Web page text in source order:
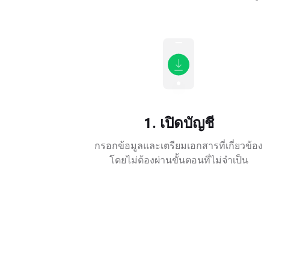
1. เปิดบัญชี
กรอกข้อมูลและเตรียมเอกสารที่เกี่ยวข้อง
โดยไม่ต้องผ่านขั้นตอนที่ไม่จำเป็น